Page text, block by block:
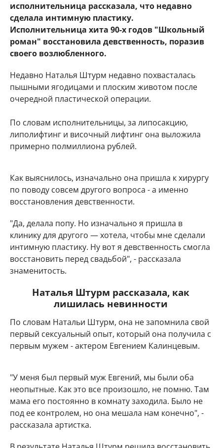
исполнительница рассказала, что недавно
сделала интимную пластику.
Исполнительница хита 90-х годов "Школьный
роман" восстановила девственность, поразив
своего возлюбленного.
Недавно Наталья Штурм недавно похвасталась
пышными ягодицами и плоским животом после
очередной пластической операции.
По словам исполнительницы, за липосакцию,
липолифтинг и височный лифтинг она выложила
примерно полмиллиона рублей.
Как выяснилось, изначально она пришла к хирургу
по поводу совсем другого вопроса - а именно
восстановления девственности.
"Да, делала попу. Но изначально я пришла в
клинику для другого — хотела, чтобы мне сделали
интимную пластику. Ну вот я девственность смогла
восстановить перед свадьбой", - рассказала
знаменитость.
Наталья Штурм рассказала, как
лишилась невинности
По словам Натальи Штурм, она не запомнила свой
первый сексуальный опыт, который она получила с
первым мужем - актером Евгением Калинцевым.
"У меня был первый муж Евгений, мы были оба
неопытные. Как это все произошло, не помню. Там
мама его постоянно в комнату заходила. Было не
под ее контролем, но она мешала нам конечно", -
рассказала артистка.